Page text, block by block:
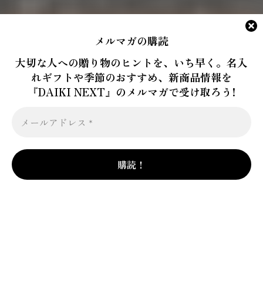
メルマガの購読
大切な人への贈り物のヒントを、いち早く。名入
れギフトや季節のおすすめ、新商品情報を
『DAIKI NEXT』のメルマガで受け取ろう!